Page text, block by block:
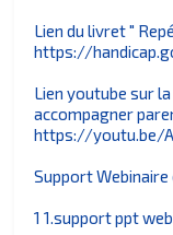
Lien du livret "
https://
Lien youtube sur
accompagner
https://youtu.be/
Support Webinaire
1 1.support ppt